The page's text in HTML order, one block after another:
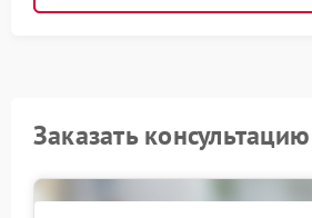
Заказать консультацию